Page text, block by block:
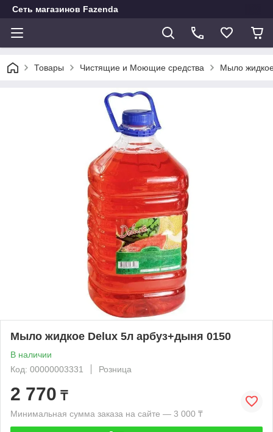
Сеть магазинов Fazenda
Товары Чистящие и Моющие средства Мыло
Мыло жидкое Delux 5л арбуз+дыня 0150
В наличии
Код: 00000003331
Розница
2 770 ₸
Минимальная сумма заказа на сайте — 3 000 ₸